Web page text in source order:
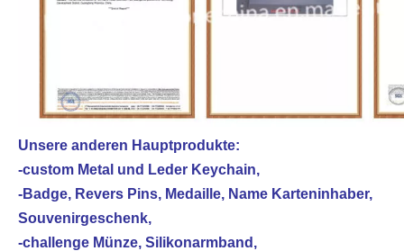
Unsere anderen Hauptprodukte:
-custom Metal und Leder Keychain,
-Badge, Revers Pins, Medaille, Name Karteninhaber,
Souvenirgeschenk,
-challenge Münze, Silikonarmband,